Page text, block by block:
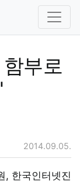
부로
2014.09.05.
, 한국인터넷진